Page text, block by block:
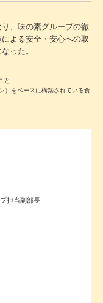
、味の素グループの徹
よる安全・安心への取
った。
と
）をベースに構築されている食
担当副部長